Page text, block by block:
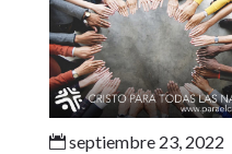
septiembre 23, 2022